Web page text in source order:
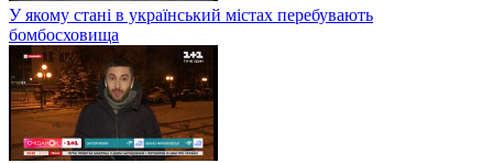
У якому стані в український містах перебувають
бомбосховища